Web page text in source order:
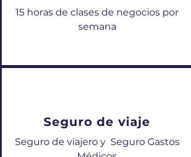
15 horas de clases de negocios por
semana
Seguro de viaje
Seguro de viajero y Seguro Gastos